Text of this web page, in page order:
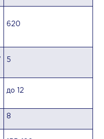
620
5
до 12
8